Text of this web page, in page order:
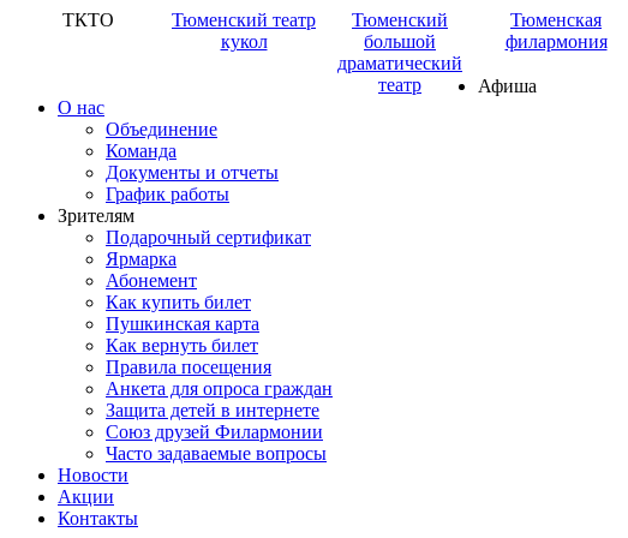
ТКТО
Тюменский театр
кукол
Тюменский
большой
драматический
театр
Тюменская
филармония
Афиша
О нас
Объединение
Команда
Документы и отчеты
График работы
Зрителям
Подарочный сертификат
Ярмарка
Абонемент
Как купить билет
Пушкинская карта
Как вернуть билет
Правила посещения
Анкета для опроса граждан
Защита детей в интернете
Союз друзей Филармонии
Часто задаваемые вопросы
Новости
Акции
Контакты